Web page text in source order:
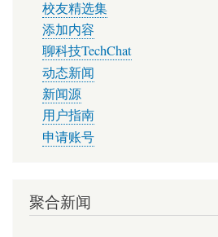
校友精选集
添加内容
聊科技TechChat
动态新闻
新闻源
用户指南
申请账号
聚合新闻